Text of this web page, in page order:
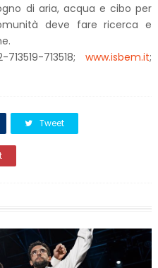
di aria, acqua e cibo per
deve fare ricerca e
713519-713518;www.isbem.it;
Tweet